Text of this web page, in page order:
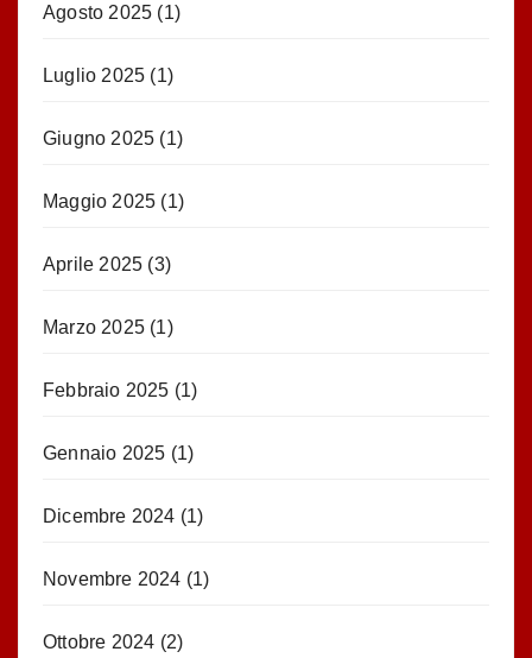
Agosto 2025 (1)
Luglio 2025 (1)
Giugno 2025 (1)
Maggio 2025 (1)
Aprile 2025 (3)
Marzo 2025 (1)
Febbraio 2025 (1)
Gennaio 2025 (1)
Dicembre 2024 (1)
Novembre 2024 (1)
Ottobre 2024 (2)